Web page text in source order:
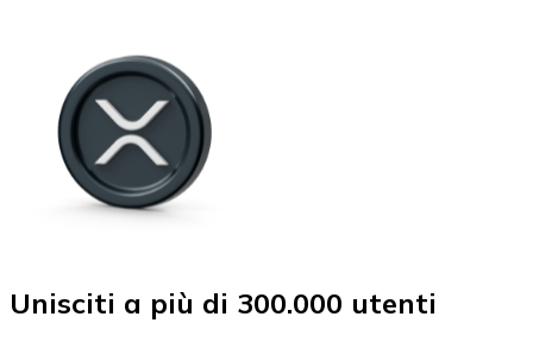
Unisciti a più di 300.000 utenti